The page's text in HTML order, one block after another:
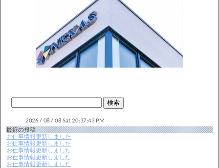
最近の投稿
お仕事情報更新しました
お仕事情報更新しました
お仕事情報更新しました
お仕事情報更新しました
お仕事情報更新しました